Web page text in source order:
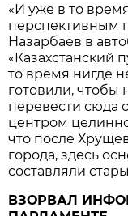
«И уже в то
перспективным
Назарбаев в
«Казахстанский
то время нигде
готовили, чтобы
перевести сюда
центром
что после
города, здесь
составляли
ВЗОРВАЛ